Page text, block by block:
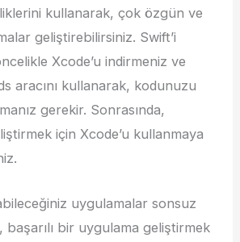
kullanarak, çok özgün ve
geliştirebilirsiniz. Swift’i
Xcode’u indirmeniz ve
aracını kullanarak, kodunuzu
gerekir. Sonrasında,
için Xcode’u kullanmaya
uygulamalar sonsuz
başarılı bir uygulama geliştirmek